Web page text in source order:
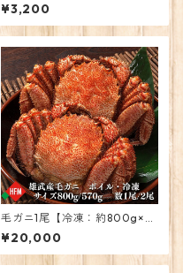
¥3,200
毛ガニ1尾【冷凍：約800g×
1】
¥20,000